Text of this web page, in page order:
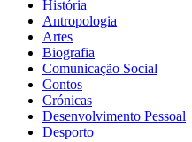
História
Antropologia
Artes
Biografia
Comunicação Social
Contos
Crónicas
Desenvolvimento Pessoal
Desporto